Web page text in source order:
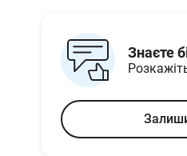
Кліренс, мм
Знаєте